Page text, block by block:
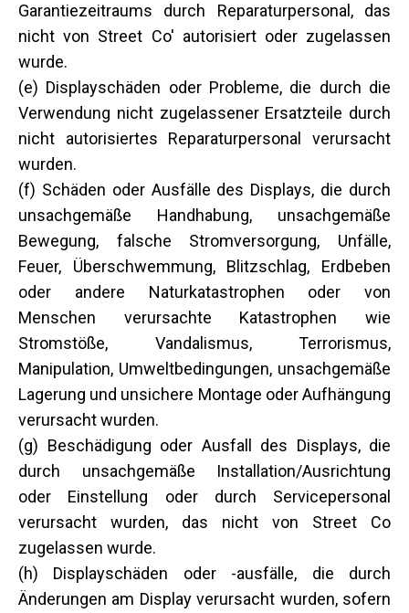
Garantiezeitraums durch Reparaturpersonal, das
nicht von Street Co' autorisiert oder zugelassen
wurde.
(e) Displayschäden oder Probleme, die durch die
Verwendung nicht zugelassener Ersatzteile durch
nicht autorisiertes Reparaturpersonal verursacht
wurden.
(f) Schäden oder Ausfälle des Displays, die durch
unsachgemäße Handhabung, unsachgemäße
Bewegung, falsche Stromversorgung, Unfälle,
Feuer, Überschwemmung, Blitzschlag, Erdbeben
oder andere Naturkatastrophen oder von
Menschen verursachte Katastrophen wie
Stromstöße, Vandalismus, Terrorismus,
Manipulation, Umweltbedingungen, unsachgemäße
Lagerung und unsichere Montage oder Aufhängung
verursacht wurden.
(g) Beschädigung oder Ausfall des Displays, die
durch unsachgemäße Installation/Ausrichtung
oder Einstellung oder durch Servicepersonal
verursacht wurden, das nicht von Street Co
zugelassen wurde.
(h) Displayschäden oder -ausfälle, die durch
Änderungen am Display verursacht wurden, sofern